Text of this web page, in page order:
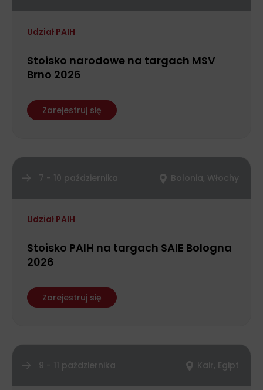
Udział PAIH
Stoisko narodowe na targach MSV
Brno 2026
Zarejestruj się
7 - 10 października Bolonia, Włochy
Udział PAIH
Stoisko PAIH na targach SAIE Bologna
2026
Zarejestruj się
9 - 11 października Kair, Egipt